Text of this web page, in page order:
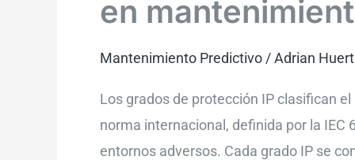
en
Mantenimiento Predictivo /Adrian
Los grados de protección IP clasifican
norma internacional, definida por la
entornos adversos. Cada grado IP se